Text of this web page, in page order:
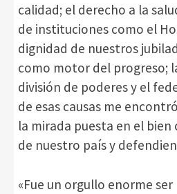
calidad; el derecho a la
de instituciones como el
dignidad de nuestros
como motor del progreso;
división de poderes y el
de esas causas me
la mirada puesta en el
de nuestro país y
«Fue un orgullo enorme